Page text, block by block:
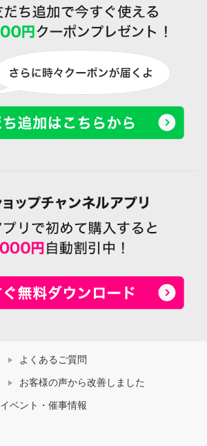
よくあるご質問
お客様の声から改善しました
イベント・催事情報